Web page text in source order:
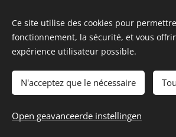
Toevoegen aan de
mini model rails
Talen
Français
Nederlands
Ce site utilise des cookies pour
fonctionnement, la sécurité, et vous
expérience utilisateur possible.
N'acceptez que le nécessaire
Open geavanceerde instellingen